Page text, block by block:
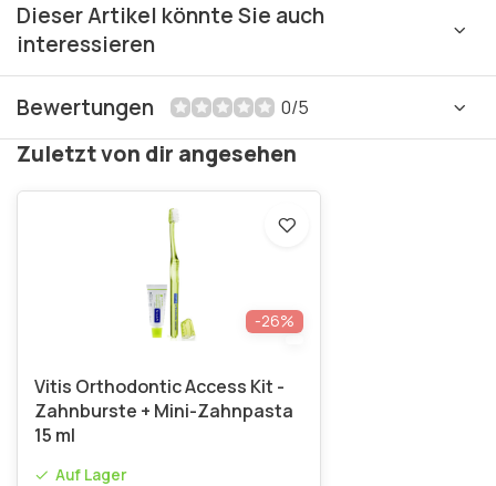
Dieser Artikel könnte Sie auch
interessieren
Bewertungen 0/5
Zuletzt von dir angesehen
-26%
Vitis Orthodontic Access Kit -
Zahnburste + Mini-Zahnpasta
15 ml
Auf Lager